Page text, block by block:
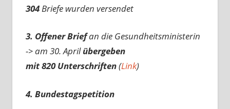
304Briefe wurden versendet
3. Offener Briefan die Gesundheitsministerin
-> am 30. Aprilübergeben
mit 820 Unterschriften(Link)
4. Bundestagspetition